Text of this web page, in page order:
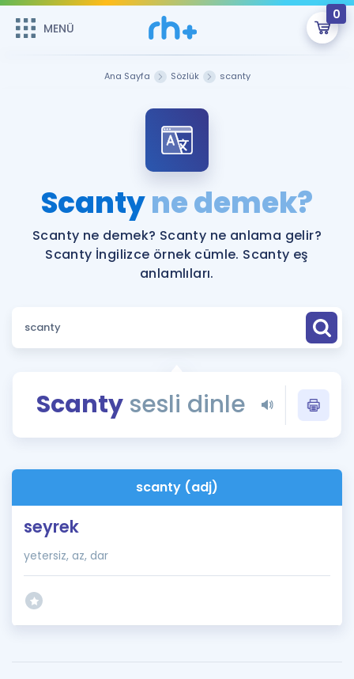
MENÜ
0
Şifremi Hatırlamıyorum
ÜYE DEĞİLİM
Sepetin Şu An Boş.
Remzi Hoca ile seni sınava hazırlayacak onlarca eğitim seni
bekliyor!
MENÜ
Katılımcı Görüşleri
Faydalı Araçlar
Sözlük
Rehberlik Aracı
ÖSYM Sınav Takvimi
Kampanyalar
Blog
Hakkımızda
Ana Sayfa Sözlük scanty
Scantyne demek?
Scanty ne demek? Scanty ne anlama gelir?
Scanty İngilizce örnek cümle. Scanty eş
anlamlıları.
Scantysesli dinle
scanty (adj)
seyrek
yetersiz, az, dar